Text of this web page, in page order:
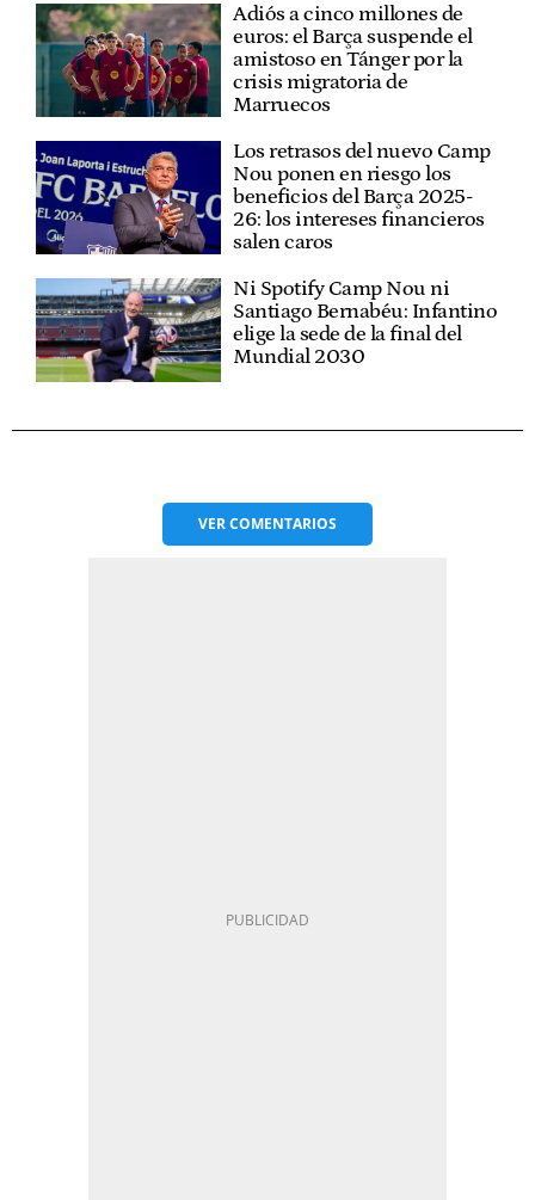
Adiós a cinco millones de
euros: el Barça suspende el
amistoso en Tánger por la
crisis migratoria de
Marruecos
Los retrasos del nuevo Camp
Nou ponen en riesgo los
beneficios del Barça 2025-
26: los intereses financieros
salen caros
Ni Spotify Camp Nou ni
Santiago Bernabéu: Infantino
elige la sede de la final del
Mundial 2030
VERCOMENTARIOS